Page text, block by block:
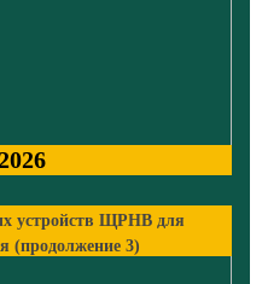
устройств ЩРНВ для
(продолжение 3)